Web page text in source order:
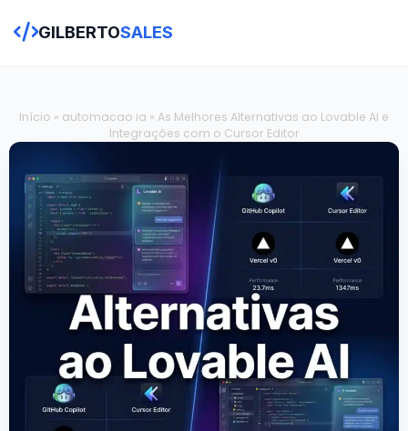
GILBERTOSALES
Início » automacao ia » As Melhores Alternativas ao Lovable AI e
Integrações com o Cursor Editor